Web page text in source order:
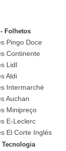
Folhetos
Pingo Doce
Continente
Lidl
Aldi
Intermarché
Auchan
Minipreço
E-Leclerc
El Corte Inglés
Tecnologia